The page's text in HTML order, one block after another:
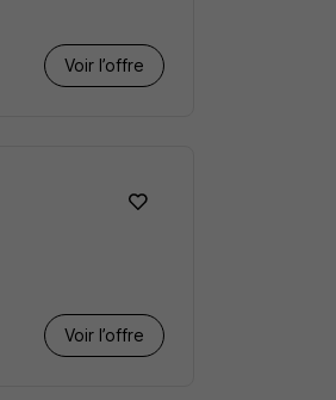
Voir l’offre
Voir l’offre